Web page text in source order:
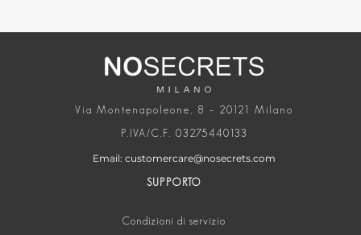
Via Montenapoleone, 8 – 20121 Milano
P.IVA/C.F. 03275440133
Email: customercare@nosecrets.com
SUPPORTO
Condizioni di servizio